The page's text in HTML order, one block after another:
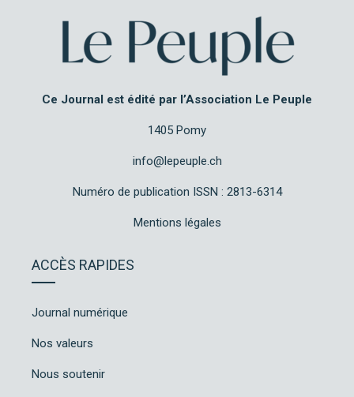
Ce Journal est édité par l’Association Le Peuple
1405 Pomy
info@lepeuple.ch
Numéro de publication ISSN : 2813-6314
Mentions légales
ACCÈS RAPIDES
Journal numérique
Nos valeurs
Nous soutenir